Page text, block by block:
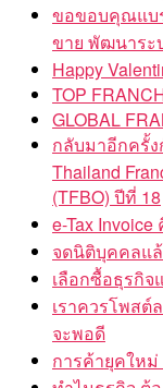
ขอขอบคุณแบร
ขาย พัฒนาระ
Happy
TOP
GLOBAL
กลับมาอีกครั้
Thailand
(TFBO) ปีที่ 18
e-Tax Invoice
จดนิติบุคคลแ
เลือกซื้อธุรกิจ
เราควรโพส
จะพอดี
การค้ายุคให